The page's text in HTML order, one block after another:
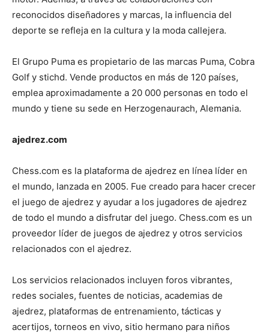
reconocidos diseñadores y marcas, la influencia del
deporte se refleja en la cultura y la moda callejera.
El Grupo Puma es propietario de las marcas Puma, Cobra
Golf y stichd. Vende productos en más de 120 países,
emplea aproximadamente a 20 000 personas en todo el
mundo y tiene su sede en Herzogenaurach, Alemania.
ajedrez.com
Chess.com es la plataforma de ajedrez en línea líder en
el mundo, lanzada en 2005. Fue creado para hacer crecer
el juego de ajedrez y ayudar a los jugadores de ajedrez
de todo el mundo a disfrutar del juego. Chess.com es un
proveedor líder de juegos de ajedrez y otros servicios
relacionados con el ajedrez.
Los servicios relacionados incluyen foros vibrantes,
redes sociales, fuentes de noticias, academias de
ajedrez, plataformas de entrenamiento, tácticas y
acertijos, torneos en vivo, sitio hermano para niños